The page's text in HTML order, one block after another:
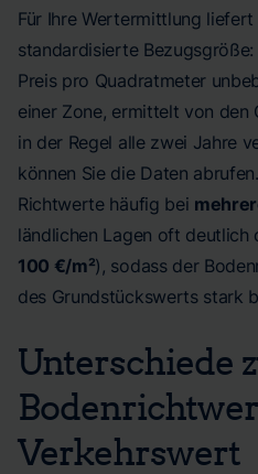
Für Ihre Wertermittlung
standardisierte
Preis pro Quadratmeter
einer Zone, ermittelt von den
in der Regel alle zwei Jahre
können Sie die Daten
Richtwerte häufig bei
ländlichen Lagen oft deutlich
100 €/m²), sodass der
des Grundstückswerts stark
Unterschiede
Verkehrswert